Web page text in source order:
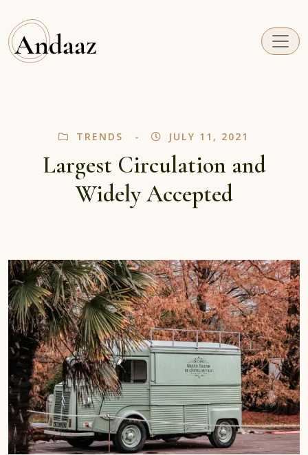
TRENDS JULY 11, 2021
Largest Circulation and
Widely Accepted